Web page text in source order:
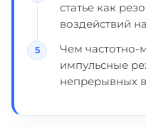
статье как
воздействий
Чем
импульсные
непрерывных